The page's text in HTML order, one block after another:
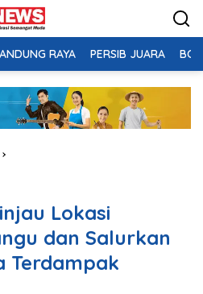
RAYA PERSIB JUARA
Lokasi
dan Salurkan
Terdampak